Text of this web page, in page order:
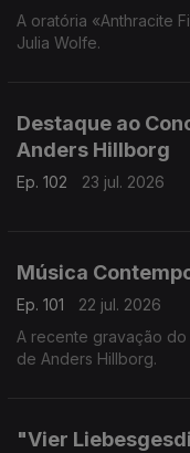
A oratória «Anthracite
Julia Wolfe.
Destaque ao
Anders Hillborg
Ep. 102 23 jul. 2026
Música
Ep. 101
22 jul. 2026
A recente gravação do
de Anders Hillborg.
"Vier